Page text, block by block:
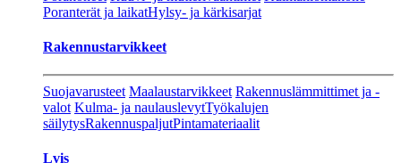
Poranterät ja laikatHylsy- ja kärkisarjat
Rakennustarvikkeet
Suojavarusteet Maalaustarvikkeet Rakennuslämmittimet ja -
valot Kulma- ja naulauslevytTyökalujen
säilytysRakennuspaljutPintamateriaalit
Lvis